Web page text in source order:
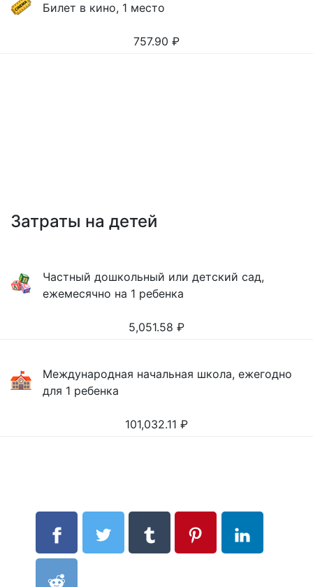
Билет в кино, 1 место
757.90 ₽
Затраты на детей
Частный дошкольный или детский сад,
ежемесячно на 1 ребенка
5,051.58 ₽
Международная начальная школа, ежегодно
для 1 ребенка
101,032.11 ₽